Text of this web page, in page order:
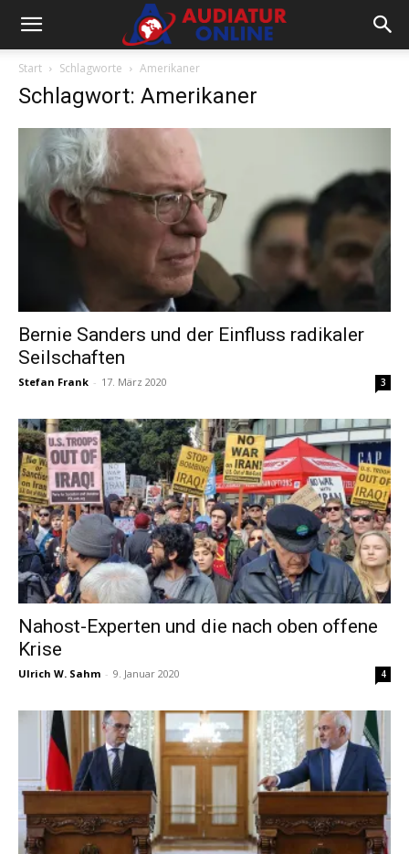
Start Schlagworte Amerikaner
Schlagwort: Amerikaner
Bernie Sanders und der Einfluss radikaler
Seilschaften
Stefan Frank - 17. März 2020 3
Nahost-Experten und die nach oben offene
Krise
Ulrich W. Sahm - 9. Januar 2020 4